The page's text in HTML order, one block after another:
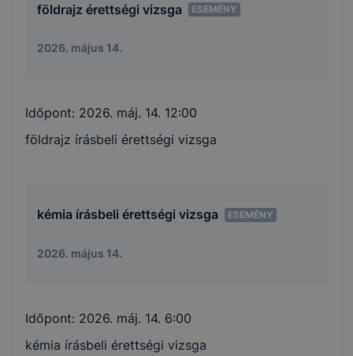
földrajz érettségi vizsga ESEMÉNY
2026. május 14.
Időpont: 2026. máj. 14. 12:00
földrajz írásbeli érettségi vizsga
kémia írásbeli érettségi vizsga ESEMÉNY
2026. május 14.
Időpont: 2026. máj. 14. 6:00
kémia írásbeli érettségi vizsga